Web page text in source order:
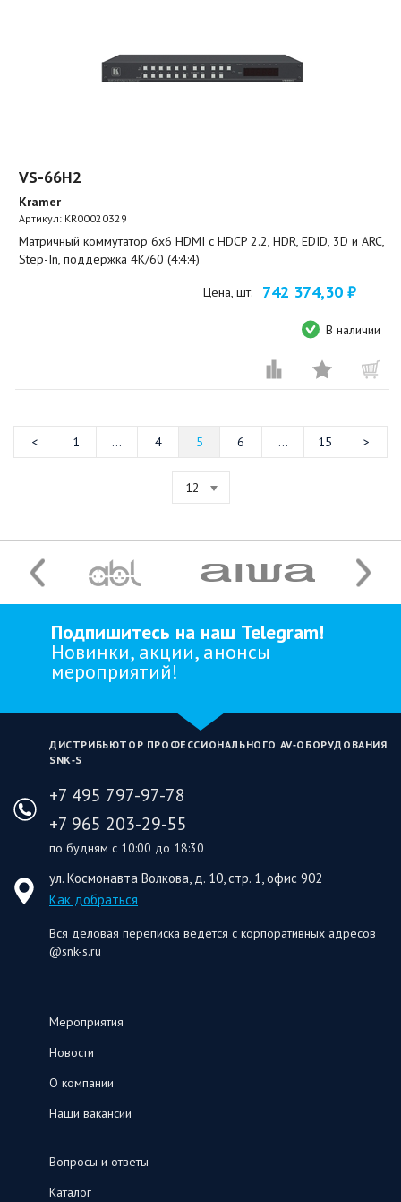
VS-66H2
Kramer
Артикул: KR00020329
Матричный коммутатор 6х6 HDMI с HDCP 2.2, HDR, EDID, 3D и ARC,
Step-In, поддержка 4K/60 (4:4:4)
Цена, шт. 742 374,30 ₽
В наличии
1 ... 4 5 6 ... 15
12
Подпишитесь на наш Telegram!
Новинки, акции, анонсы
мероприятий!
ДИСТРИБЬЮТОР ПРОФЕССИОНАЛЬНОГО AV‑ОБОРУДОВАНИЯ
SNK‑S
+7 495 797-97-78
+7 965 203-29-55
по будням с 10:00 до 18:30
ул. Космонавта Волкова, д. 10, стр. 1, офис 902
Как добраться
Вся деловая переписка ведется с корпоративных адресов
@snk-s.ru
Мероприятия
Новости
О компании
Наши вакансии
Вопросы и ответы
Каталог